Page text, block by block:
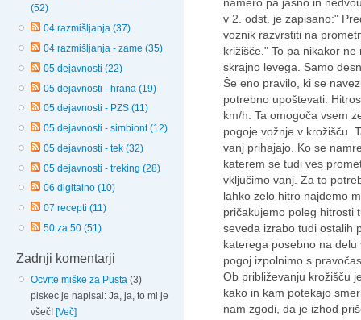
(52)
04 razmišljanja (37)
04 razmišljanja - zame (35)
05 dejavnosti (22)
05 dejavnosti - hrana (19)
05 dejavnosti - PZS (11)
05 dejavnosti - simbiont (12)
05 dejavnosti - tek (32)
05 dejavnosti - treking (28)
06 digitalno (10)
07 recepti (11)
50 za 50 (51)
Zadnji komentarji
Ocvrte miške za Pusta (3)
piskec je napisal: Ja, ja, to mi je
všeč! [Več]
v 2. odst. je zapisano:"
voznik razvrstiti na
križišče." To pa nikakor
skrajno levega. Samo
Še eno pravilo, ki se
potrebno upoštevati.
km/h. Ta omogoča vsem
pogoje vožnje v krožišču.
vanj prihajajo. Ko se
katerem se tudi ves
vključimo vanj. Za to
lahko zelo hitro najdemo
pričakujemo poleg hitrosti
seveda izrabo tudi ostalih
katerega posebno na
pogoj izpolnimo s
Ob približevanju krožišču
kako in kam potekajo
nam zgodi, da je izhod